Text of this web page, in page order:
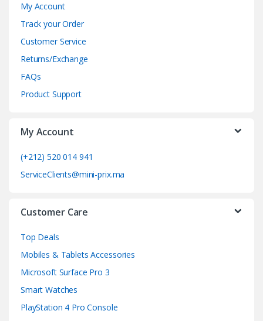
My Account
Track your Order
Customer Service
Returns/Exchange
FAQs
Product Support
My Account
(+212) 520 014 941
ServiceClients@mini-prix.ma
Customer Care
Top Deals
Mobiles & Tablets Accessories
Microsoft Surface Pro 3
Smart Watches
PlayStation 4 Pro Console